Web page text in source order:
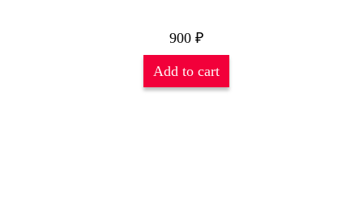
900 ₽
Add to cart